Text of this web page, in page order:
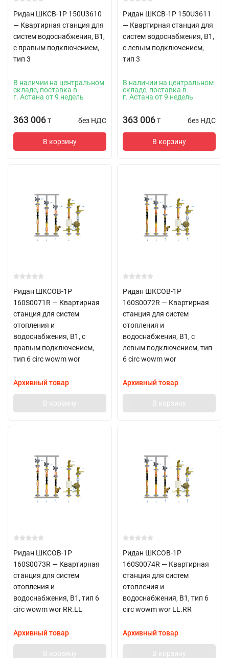
Ридан ШКСВ-1Р 150U3610
— Квартирная станция для
систем водоснабжения, В1,
с правым подключением,
тип 3
В наличии на центральном
складе, поставка в
г. Астана от 9 недель
363 006 T без НДС
В корзину
Ридан ШКСВ-1Р 150U3611
— Квартирная станция для
систем водоснабжения, В1,
с левым подключением,
тип 3
В наличии на центральном
складе, поставка в
г. Астана от 9 недель
363 006 T без НДС
В корзину
Ридан ШКСОВ-1Р
160S0071R — Квартирная
станция для систем
отопления и
водоснабжения, В1, с
правым подключением,
тип 6 circ wowm wor
Архивный товар
В корзину
Ридан ШКСОВ-1Р
160S0072R — Квартирная
станция для систем
отопления и
водоснабжения, В1, с
левым подключением, тип
6 circ wowm wor
Архивный товар
В корзину
Ридан ШКСОВ-1Р
160S0073R — Квартирная
станция для систем
отопления и
водоснабжения, В1, тип 6
circ wowm wor RR.LL
Архивный товар
В корзину
Ридан ШКСОВ-1Р
160S0074R — Квартирная
станция для систем
отопления и
водоснабжения, В1, тип 6
circ wowm wor LL.RR
Архивный товар
В корзину